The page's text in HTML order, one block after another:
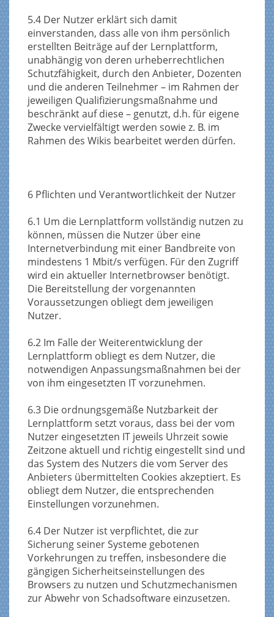
5.4 Der Nutzer erklärt sich damit
einverstanden, dass alle von ihm persönlich
erstellten Beiträge auf der Lernplattform,
unabhängig von deren urheberrechtlichen
Schutzfähigkeit, durch den Anbieter, Dozenten
und die anderen Teilnehmer – im Rahmen der
jeweiligen Qualifizierungsmaßnahme und
beschränkt auf diese – genutzt, d.h. für eigene
Zwecke vervielfältigt werden sowie z. B. im
Rahmen des Wikis bearbeitet werden dürfen.
6 Pflichten und Verantwortlichkeit der Nutzer
6.1 Um die Lernplattform vollständig nutzen zu
können, müssen die Nutzer über eine
Internetverbindung mit einer Bandbreite von
mindestens 1 Mbit/s verfügen. Für den Zugriff
wird ein aktueller Internetbrowser benötigt.
Die Bereitstellung der vorgenannten
Voraussetzungen obliegt dem jeweiligen
Nutzer.
6.2 Im Falle der Weiterentwicklung der
Lernplattform obliegt es dem Nutzer, die
notwendigen Anpassungsmaßnahmen bei der
von ihm eingesetzten IT vorzunehmen.
6.3 Die ordnungsgemäße Nutzbarkeit der
Lernplattform setzt voraus, dass bei der vom
Nutzer eingesetzten IT jeweils Uhrzeit sowie
Zeitzone aktuell und richtig eingestellt sind und
das System des Nutzers die vom Server des
Anbieters übermittelten Cookies akzeptiert. Es
obliegt dem Nutzer, die entsprechenden
Einstellungen vorzunehmen.
6.4 Der Nutzer ist verpflichtet, die zur
Sicherung seiner Systeme gebotenen
Vorkehrungen zu treffen, insbesondere die
gängigen Sicherheitseinstellungen des
Browsers zu nutzen und Schutzmechanismen
zur Abwehr von Schadsoftware einzusetzen.